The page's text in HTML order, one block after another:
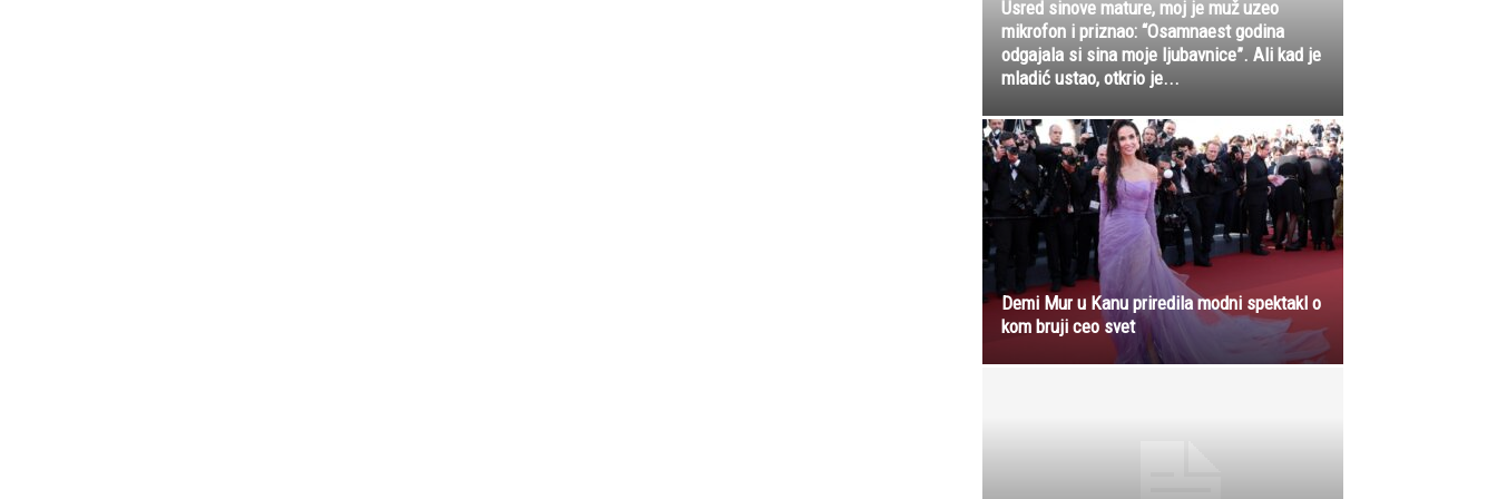
Usred sinove mature, moj je muž uzeo
mikrofon i priznao: “Osamnaest godina
odgajala si sina moje ljubavnice”. Ali kad je
mladić ustao, otkrio je...
Demi Mur u Kanu priredila modni spektakl o
kom bruji ceo svet